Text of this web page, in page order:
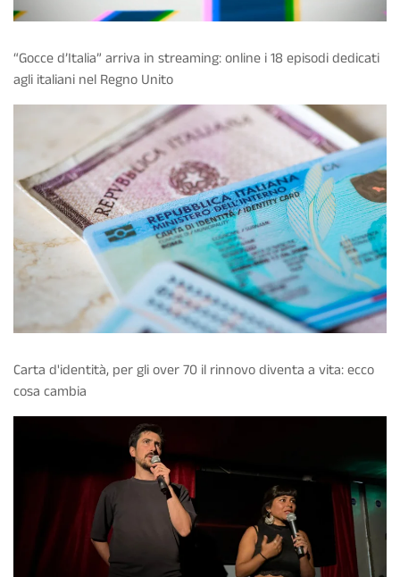
“Gocce d’Italia” arriva in streaming: online i 18 episodi dedicati
agli italiani nel Regno Unito
Carta d'identità, per gli over 70 il rinnovo diventa a vita: ecco
cosa cambia